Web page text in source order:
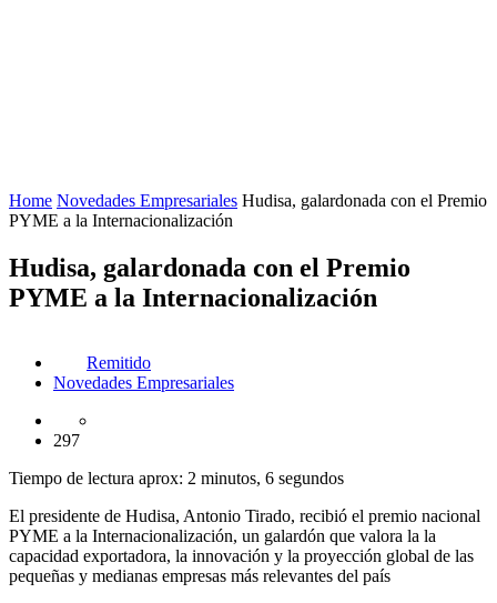
Home Novedades Empresariales Hudisa, galardonada con el Premio
PYME a la Internacionalización
Hudisa, galardonada con el Premio
PYME a la Internacionalización
Remitido
Novedades Empresariales
297
Tiempo de lectura aprox: 2 minutos, 6 segundos
El presidente de Hudisa, Antonio Tirado, recibió el premio nacional
PYME a la Internacionalización, un galardón que valora la la
capacidad exportadora, la innovación y la proyección global de las
pequeñas y medianas empresas más relevantes del país